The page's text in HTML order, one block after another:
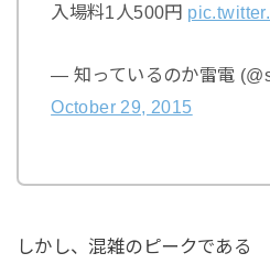
入場料1人500円
— 知っているのか雷電
October 29, 2015
しかし、混雑のピークである